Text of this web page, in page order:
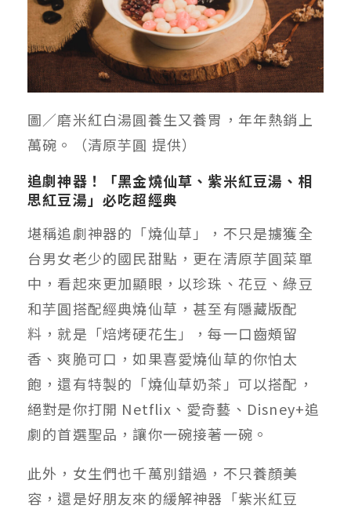
圖／磨米紅白湯圓養生又養胃，年年熱銷上
萬碗。（清原芋圓 提供）
追劇神器！「黑金燒仙草、紫米紅豆湯、相
思紅豆湯」必吃超經典
堪稱追劇神器的「燒仙草」，不只是擄獲全
台男女老少的國民甜點，更在清原芋圓菜單
中，看起來更加顯眼，以珍珠、花豆、綠豆
和芋圓搭配經典燒仙草，甚至有隱藏版配
料，就是「焙烤硬花生」，每一口齒頰留
香、爽脆可口，如果喜愛燒仙草的你怕太
飽，還有特製的「燒仙草奶茶」可以搭配，
絕對是你打開 Netflix、愛奇藝、Disney+追
劇的首選聖品，讓你一碗接著一碗。
此外，女生們也千萬別錯過，不只養顏美
容，還是好朋友來的緩解神器「紫米紅豆